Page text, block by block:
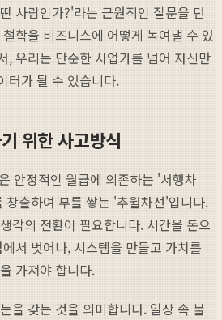
사람인가?'라는 근원적인 질문을 던
학을 비즈니스에 어떻게 녹여낼 수 있
, 우리는 단순한 사업가를 넘어 자신만
터가 될 수 있습니다.
위한 사고방식
안정적인 월급에 의존하는 '서행차
창출하여 부를 쌓는 '추월차선'입니다.
각의 전환이 필요합니다. 시간을 돈으
서 벗어나, 시스템을 만들고 가치를
가져야 합니다.
을 갖는 것을 의미합니다. 일상 속 불